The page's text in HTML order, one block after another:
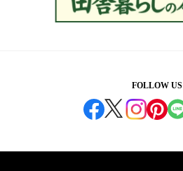
FOLLOW US